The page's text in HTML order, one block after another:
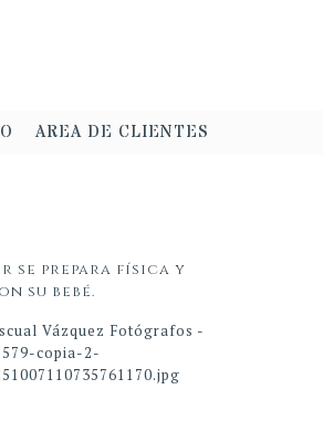
AREA DE CLIENTES
se prepara física y
su bebé.